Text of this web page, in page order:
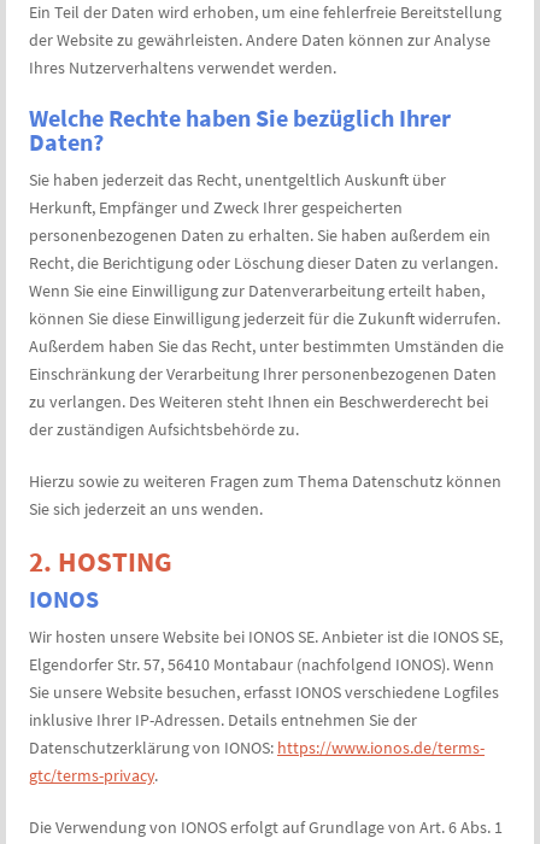
Ein Teil der Daten wird erhoben, um eine fehlerfreie Bereitstellung
der Website zu gewährleisten. Andere Daten können zur Analyse
Ihres Nutzerverhaltens verwendet werden.
Welche Rechte haben Sie bezüglich Ihrer
Daten?
Sie haben jederzeit das Recht, unentgeltlich Auskunft über
Herkunft, Empfänger und Zweck Ihrer gespeicherten
personenbezogenen Daten zu erhalten. Sie haben außerdem ein
Recht, die Berichtigung oder Löschung dieser Daten zu verlangen.
Wenn Sie eine Einwilligung zur Datenverarbeitung erteilt haben,
können Sie diese Einwilligung jederzeit für die Zukunft widerrufen.
Außerdem haben Sie das Recht, unter bestimmten Umständen die
Einschränkung der Verarbeitung Ihrer personenbezogenen Daten
zu verlangen. Des Weiteren steht Ihnen ein Beschwerderecht bei
der zuständigen Aufsichtsbehörde zu.
Hierzu sowie zu weiteren Fragen zum Thema Datenschutz können
Sie sich jederzeit an uns wenden.
2. HOSTING
IONOS
Wir hosten unsere Website bei IONOS SE. Anbieter ist die IONOS SE,
Elgendorfer Str. 57, 56410 Montabaur (nachfolgend IONOS). Wenn
Sie unsere Website besuchen, erfasst IONOS verschiedene Logfiles
inklusive Ihrer IP-Adressen. Details entnehmen Sie der
Datenschutzerklärung von IONOS: https://www.ionos.de/terms-
gtc/terms-privacy.
Die Verwendung von IONOS erfolgt auf Grundlage von Art. 6 Abs. 1